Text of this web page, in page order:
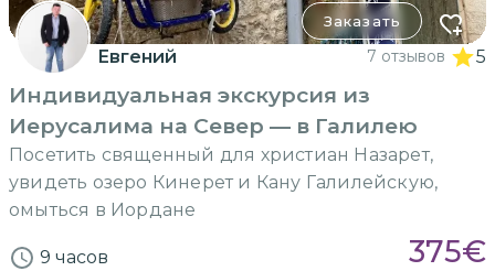
Заказать
Евгений 7 отзывов 5
Индивидуальная экскурсия из
Иерусалима на Север — в Галилею
Посетить священный для христиан Назарет,
увидеть озеро Кинерет и Кану Галилейскую,
омыться в Иордане
9 часов 375€